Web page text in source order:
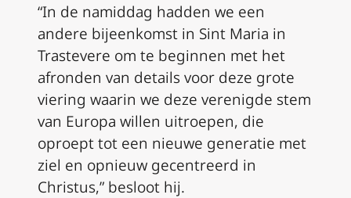
“In de namiddag hadden we een
andere bijeenkomst in Sint Maria in
Trastevere om te beginnen met het
afronden van details voor deze grote
viering waarin we deze verenigde stem
van Europa willen uitroepen, die
oproept tot een nieuwe generatie met
ziel en opnieuw gecentreerd in
Christus,” besloot hij.